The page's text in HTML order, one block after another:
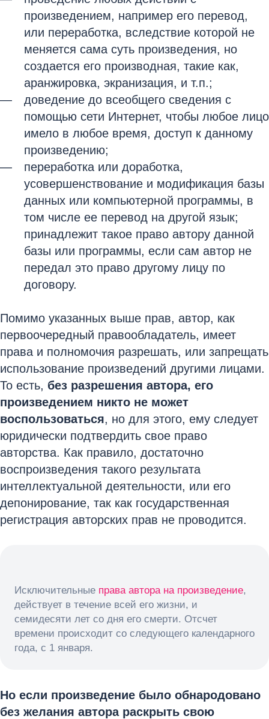
произведением, например его перевод,
или переработка, вследствие которой не
меняется сама суть произведения, но
создается его производная, такие как,
аранжировка, экранизация, и т.п.;
доведение до всеобщего сведения с
помощью сети Интернет, чтобы любое лицо
имело в любое время, доступ к данному
произведению;
переработка или доработка,
усовершенствование и модификация базы
данных или компьютерной программы, в
том числе ее перевод на другой язык;
принадлежит такое право автору данной
базы или программы, если сам автор не
передал это право другому лицу по
договору.
Помимо указанных выше прав, автор, как
первоочередный правообладатель, имеет
права и полномочия разрешать, или запрещать
использование произведений другими лицами.
То есть, без разрешения автора, его
произведением никто не может
воспользоваться, но для этого, ему следует
юридически подтвердить свое право
авторства. Как правило, достаточно
воспроизведения такого результата
интеллектуальной деятельности, или его
депонирование, так как государственная
регистрация авторских прав не проводится.
Исключительные права автора на произведение,
действует в течение всей его жизни, и
семидесяти лет со дня его смерти. Отсчет
времени происходит со следующего календарного
года, с 1 января.
Но если произведение было обнародовано
без желания автора раскрыть свою